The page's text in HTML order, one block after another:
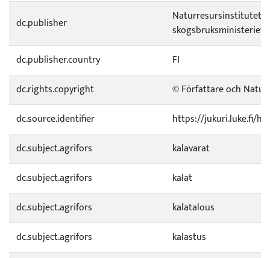
dc.publisher
Naturresursinstitutet,
skogsbruksministeriet
dc.publisher.country
FI
dc.rights.copyright
© Författare och
dc.source.identifier
https://jukuri.luke.fi/
dc.subject.agrifors
kalavarat
dc.subject.agrifors
kalat
dc.subject.agrifors
kalatalous
dc.subject.agrifors
kalastus